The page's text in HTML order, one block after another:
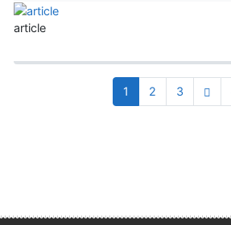
article
1 2 3